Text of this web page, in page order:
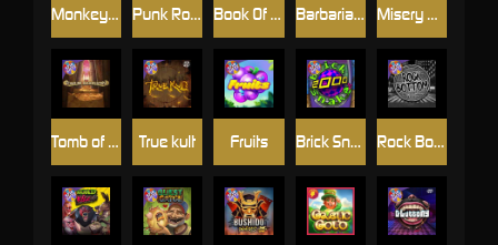
Book Of Shadows
Rock Bottom
Brick Snake 2000
Monkey's Gold xPays Barbarian Fury
Tomb of Akhenaten Fruits
Punk Rocker Misery Mining
True kult